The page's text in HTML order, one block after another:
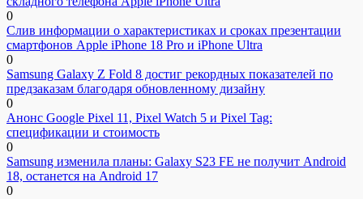
0
Слив информации о характеристиках и сроках презентации
смартфонов Apple iPhone 18 Pro и iPhone Ultra
0
Samsung Galaxy Z Fold 8 достиг рекордных показателей по
предзаказам благодаря обновленному дизайну
0
Анонс Google Pixel 11, Pixel Watch 5 и Pixel Tag:
спецификации и стоимость
0
Samsung изменила планы: Galaxy S23 FE не получит Android
18, останется на Android 17
0